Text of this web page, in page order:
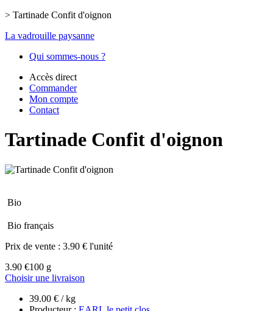
> Tartinade Confit d'oignon
La vadrouille paysanne
Qui sommes-nous ?
Accès direct
Commander
Mon compte
Contact
Tartinade Confit d'oignon
Bio
Bio français
Prix de vente : 3.90 € l'unité
3.90 €100 g
Choisir une livraison
39.00 € / kg